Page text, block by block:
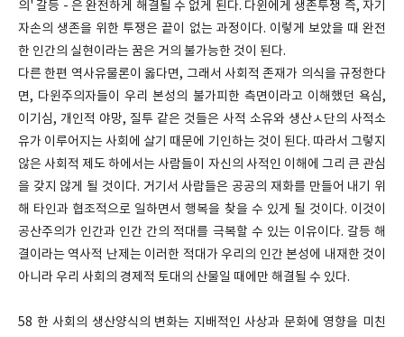
의' 갈등 - 은 완전하게 해결될 수 없게 된다. 다윈에게 생존투쟁 즉, 자기
자손의 생존을 위한 투쟁은 끝이 없는 과정이다. 이렇게 보았을 때 완전
한 인간의 실현이라는 꿈은 거의 불가능한 것이 된다.
다른 한편 역사유물론이 옳다면, 그래서 사회적 존재가 의식을 규정한다
면, 다윈주의자들이 우리 본성의 불가피한 측면이라고 이해했던 욕심,
이기심, 개인적 야망, 질투 같은 것들은 사적 소유와 생산ㅅ단의 사적소
유가 이루어지는 사회에 살기 때문에 기인하는 것이 된다. 따라서 그렇지
않은 사회적 제도 하에서는 사람들이 자신의 사적인 이해에 그리 큰 관심
을 갖지 않게 될 것이다. 거기서 사람들은 공공의 재화를 만들어 내기 위
해 타인과 협조적으로 일하면서 행복을 찾을 수 있게 될 것이다. 이것이
공산주의가 인간과 인간 간의 적대를 극복할 수 있는 이유이다. 갈등 해
결이라는 역사적 난제는 이러한 적대가 우리의 인간 본성에 내재한 것이
아니라 우리 사회의 경제적 토대의 산물일 때에만 해결될 수 있다.
58 한 사회의 생산양식의 변화는 지배적인 사상과 문화에 영향을 미친